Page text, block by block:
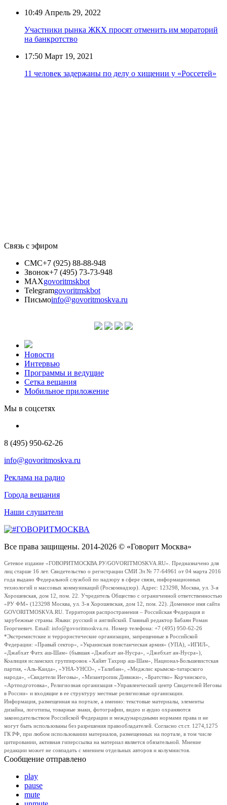
10:49 Апрель 29, 2022
Участники рынка ЖКХ просят отменить им мораторий
на банкротство
17:50 Март 19, 2021
11 человек задержаны по делу о хищении у «Россетей»
Связь с эфиром
СМС+7 (925) 88-88-948
Звонок+7 (495) 73-73-948
MAXgovoritmskbot
Telegramgovoritmskbot
Письмоinfo@govoritmoskva.ru
Новости
Интервью
Программы и ведущие
Сетка вещания
Мобильное приложение
Мы в соцсетях
8 (495) 950-62-26
info@govoritmoskva.ru
Реклама на радио
Города вещания
Наши слушатели
Все права защищены. 2014-2026 © «Говорит Москва»
Сетевое издание «ГОВОРИТМОСКВА.РУ/GOVORITMOSKVA.RU». Предназначено для
лиц старше 16 лет. Свидетельство о регистрации СМИ Эл № 77-64961 от 04 марта 2016
года выдано Федеральной службой по надзору в сфере связи, информационных
технологий и массовых коммуникаций (Роскомнадзор). Адрес: 123298, Москва, ул. 3-я
Хорошевская, дом 12, пом. 22. Учредитель Общество с ограниченной ответственностью
«РУ ФМ» (123298 Москва, ул. 3-я Хорошевская, дом 12, пом. 22). Доменное имя сайта
GOVORITMOSKVA.RU. Территория распространения – Российская Федерация и
зарубежные страны. Языки: русский и английский. Главный редактор Бабаян Роман
Георгиевич. Email: info@govoritmoskva.ru. Номер телефона: +7 (495) 950-62-26
*Экстремистские и террористические организации, запрещенные в Российской
Федерации: «Правый сектор», «Украинская повстанческая армия» (УПА), «ИГИЛ»,
«Джабхат Фатх аш-Шам» (бывшая «Джабхат ан-Нусра», «Джебхат ан-Нусра»),
Коалиция исламских группировок «Хайят Тахрир аш-Шам», Национал-Большевистская
партия, «Аль-Каида», «УНА-УНСО», «Талибан», «Меджлис крымско-татарского
народа», «Свидетели Иеговы», «Мизантропик Дивижн», «Братство» Корчинского,
«Артподготовка», Религиозная организация «Управленческий центр Свидетелей Иеговы
в России» и входящие в ее структуру местные религиозные организации.
Информация, размещенная на портале, а именно: текстовые материалы, элементы
дизайна, логотипы, товарные знаки, фотографии, видео и аудио охраняются
законодательством Российской Федерации и международными нормами права и не
могут быть использованы без разрешения правообладателей. Согласно ст.ст. 1274,1275
ГК РФ, при любом использовании материалов, размещенных на портале, в том числе
цитировании, активная гиперссылка на материал является обязательной. Мнение
редакции может не совпадать с мнением отдельных авторов и колумнистов.
Сообщение отправлено
play
pause
mute